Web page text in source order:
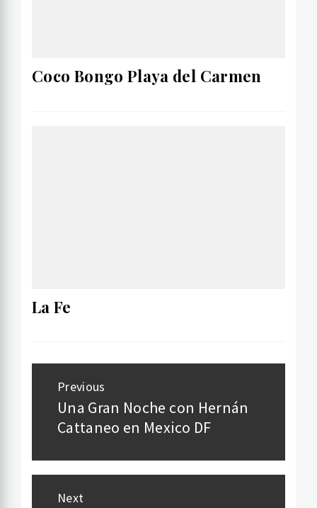
Coco Bongo Playa del Carmen
La Fe
Post
navigation
Previous
Previous
post:
Una Gran Noche con Hernán
Cattaneo en Mexico DF
Next